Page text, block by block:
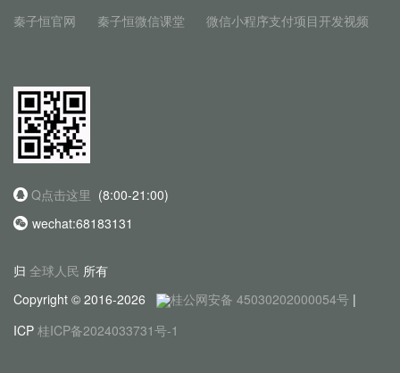
秦子恒官网 秦子恒微信课堂 微信小程序支付项目开发视频
Q点击这里 (8:00-21:00)
wechat:68183131
归 全球人民 所有
Copyright © 2016-2026
桂公网安备 45030202000054号 |
ICP 桂ICP备2024033731号-1